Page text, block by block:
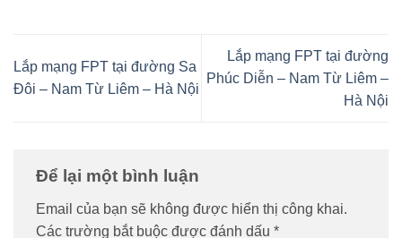
Lắp mạng FPT tại đường Sa
Đôi – Nam Từ Liêm – Hà Nội
Lắp mạng FPT tại đường
Phúc Diễn – Nam Từ Liêm –
Hà Nội
Để lại một bình luận
Email của bạn sẽ không được hiển thị công khai.
Các trường bắt buộc được đánh dấu *